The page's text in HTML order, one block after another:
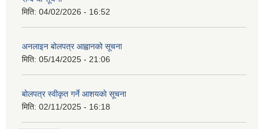
मिति: 04/02/2026 - 16:52
अनलाइन बोलपत्र आह्वानको सूचना
मिति: 05/14/2025 - 21:06
बोलपत्र स्वीकृत गर्ने आशयकाे सूचना
मिति: 02/11/2025 - 16:18